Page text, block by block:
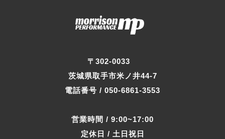
〒302-0033
茨城県取手市米ノ井44-7
電話番号 / 050-6861-3553
営業時間 / 9:00~17:00
定休日 / 土日祝日